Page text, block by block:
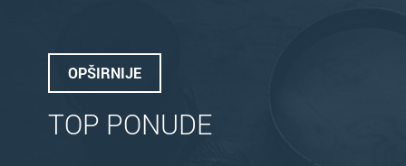
OPŠIRNIJE
TOP PONUDE